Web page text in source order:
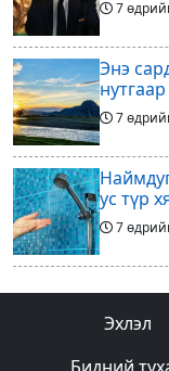
7
Энэ
байна
7
ус түр
7
Үс
Эхлэл